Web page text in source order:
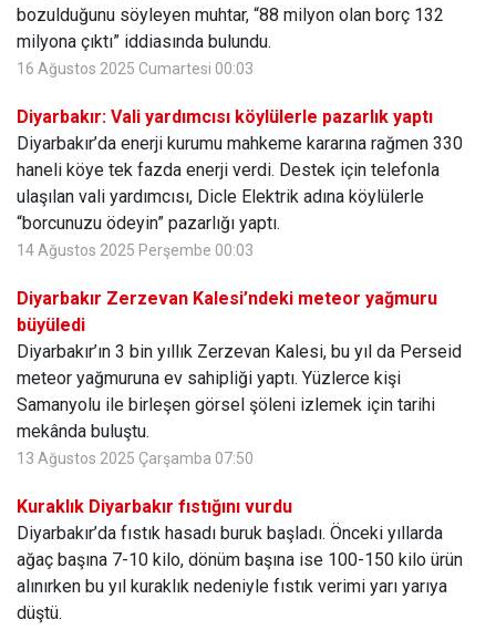
bozulduğunu söyleyen muhtar, “88 milyon olan borç 132
milyona çıktı” iddiasında bulundu.
16 Ağustos 2025 Cumartesi 00:03
Diyarbakır: Vali yardımcısı köylülerle pazarlık yaptı
Diyarbakır’da enerji kurumu mahkeme kararına rağmen 330
haneli köye tek fazda enerji verdi. Destek için telefonla
ulaşılan vali yardımcısı, Dicle Elektrik adına köylülerle
“borcunuzu ödeyin” pazarlığı yaptı.
14 Ağustos 2025 Perşembe 00:03
Diyarbakır Zerzevan Kalesi’ndeki meteor yağmuru
büyüledi
Diyarbakır’ın 3 bin yıllık Zerzevan Kalesi, bu yıl da Perseid
meteor yağmuruna ev sahipliği yaptı. Yüzlerce kişi
Samanyolu ile birleşen görsel şöleni izlemek için tarihi
mekânda buluştu.
13 Ağustos 2025 Çarşamba 07:50
Kuraklık Diyarbakır fıstığını vurdu
Diyarbakır’da fıstık hasadı buruk başladı. Önceki yıllarda
ağaç başına 7-10 kilo, dönüm başına ise 100-150 kilo ürün
alınırken bu yıl kuraklık nedeniyle fıstık verimi yarı yarıya
düştü.